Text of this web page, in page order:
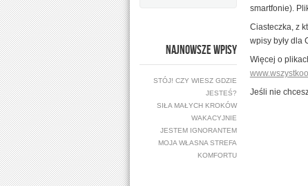
smartfonie).
Ciasteczka, z
wpisy były dla
Więcej o
Jeśli nie
NAJNOWSZE WPISY
STÓJ! CZY WIESZ GDZIE
JESTEŚ?
SIŁA MAŁYCH KROKÓW
WAKACYJNIE
JESTEM IGNORANTEM
MOJA WŁASNA STREFA
KOMFORTU